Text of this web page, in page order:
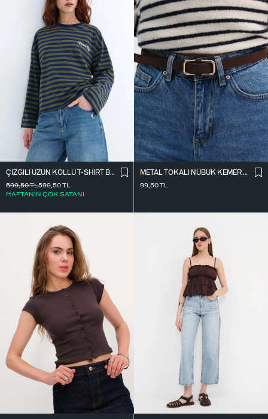
ÇIZGILI UZUN KOLLU T-SHIRT B10644
599,50TL
HAFTANIN ÇOK SATANI
599,50TL
METAL TOKALI NUBUK KEMER K2004-1
99,50TL